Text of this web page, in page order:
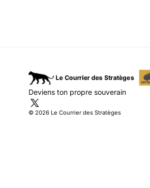
Deviens ton propre souverain
© 2026 Le Courrier des Stratèges